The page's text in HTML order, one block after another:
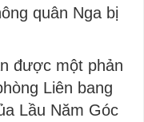
quân Nga bị
được một phản
Liên bang
Lầu Năm Góc